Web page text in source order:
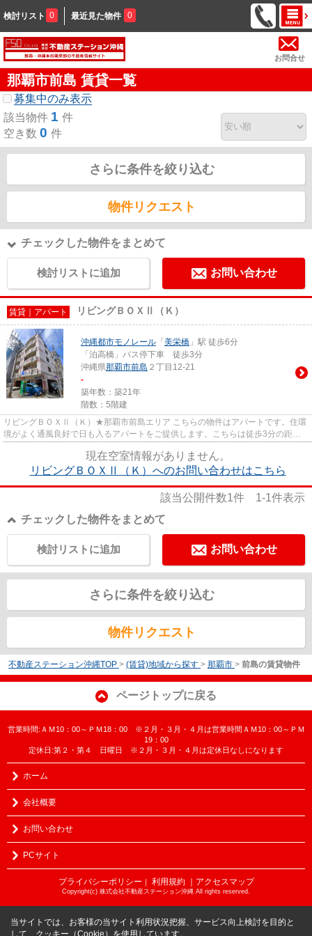
検討リスト 0 最近見た物件 0
お問合せ
那覇市前島 賃貸一覧
募集中のみ表示
該当物件 1 件
空き数 0 件
さらに条件を絞り込む
物件リクエスト
チェックした物件をまとめて
検討リストに追加 お問い合わせ
賃貸｜アパート リビングＢＯＸⅡ（Ｋ）
沖縄都市モノレール 「 美栄橋 」駅 徒歩6分
「泊高橋」バス停下車 徒歩3分
沖縄県那覇市前島 ２丁目12-21
-
築年数：築21年
階数：5階建
リビングＢＯＸⅡ（Ｋ）★那覇市前島エリア こちらの物件はアパートです。住環
境がよく通風良好で日も入るアパートをご提供します。こちらは徒歩3分の距離
現在空室情報がありません。
リビングＢＯＸⅡ（Ｋ）へのお問い合わせはこちら
該当公開件数1件 1-1件表示
チェックした物件をまとめて
お問い合わせ
検討リストに追加
さらに条件を絞り込む
物件リクエスト
不動産ステーション沖縄TOP > (賃貸)地域から探す > 那覇市 > 前島の賃貸物件
ページトップに戻る
営業時間:ＡＭ10：00～ＰＭ18：00 ※２月・３月・４月は営業時間ＡＭ10：00～ＰＭ
19：00
定休日:第２・第４ 日曜日 ※２月・３月・４月は定休日なしになります
ホーム
会社概要
お問い合わせ
PCサイト
プライバシーポリシー ｜ 利用規約 ｜アクセスマップ
Copyright(c) 株式会社不動産ステーション沖縄 All rights reserved.
当サイトでは、お客様の当サイト利用状況把握、サービス向上検討を目的と
して、クッキー（Cookie）を使用しています。